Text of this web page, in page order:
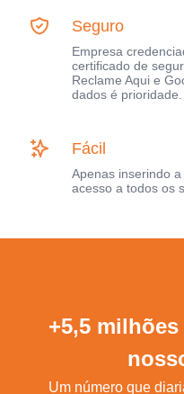
Seguro
Empresa
certificado de
Reclame Aqui e
dados é prioridade.
Fácil
Apenas inserindo
acesso a todos os
+5,5
Um número que